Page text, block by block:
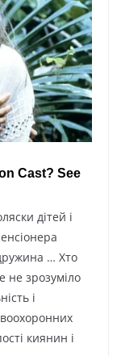
дітей і
… Хто
не зрозуміло
і
киянин і